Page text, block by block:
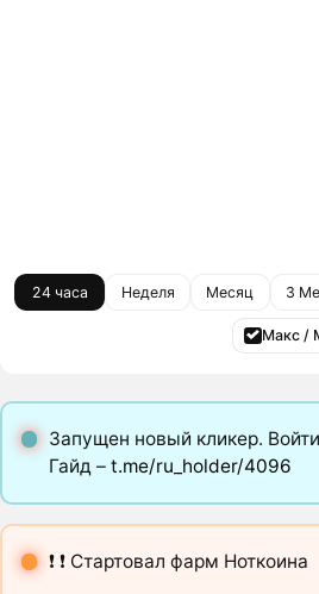
24 часа Неделя Месяц 3
Макс /
Запущен новый кликер.
Гайд – t.me/ru_holder/4096
❗️ ❗️ Стартовал фарм Ноткоина